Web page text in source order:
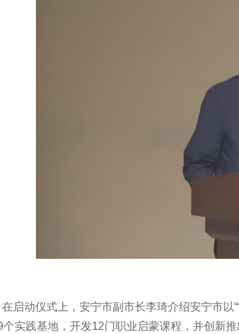
在启动仪式上，安宁市副市长李琦介绍安宁市
个实践基地，开发12门职业启蒙课程，并创新